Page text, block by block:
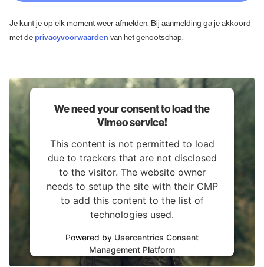
Je kunt je op elk moment weer afmelden. Bij aanmelding ga je akkoord
met deprivacyvoorwaarden van het genootschap.
We need your consent to load the
Vimeo service!
This content is not permitted to load
due to trackers that are not disclosed
to the visitor. The website owner
needs to setup the site with their CMP
to add this content to the list of
technologies used.
Powered by Usercentrics Consent
Management Platform
Er is nog meer